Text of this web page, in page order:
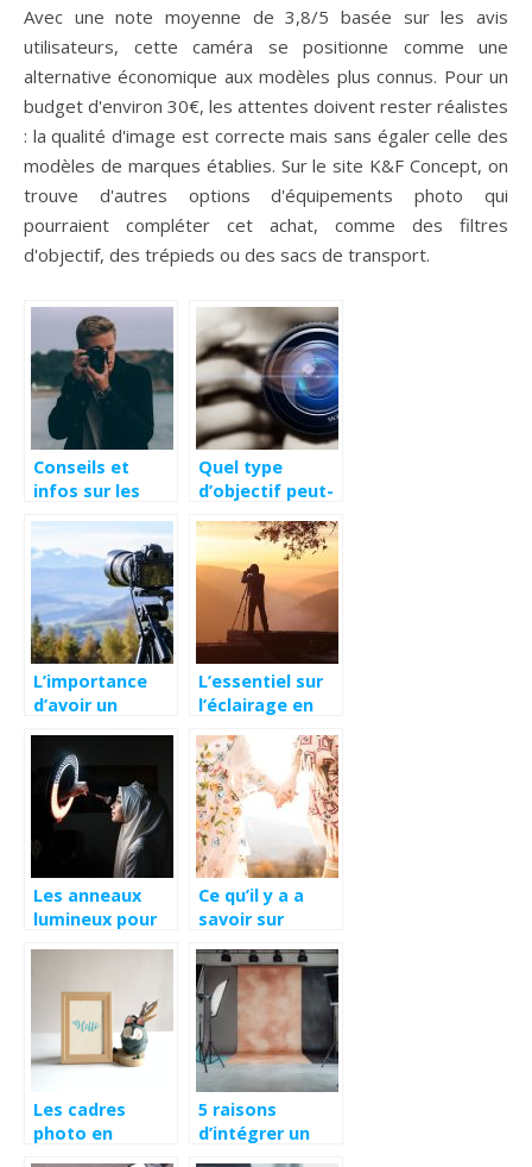
Avec une note moyenne de 3,8/5 basée sur les avis
utilisateurs, cette caméra se positionne comme une
alternative économique aux modèles plus connus. Pour un
budget d'environ 30€, les attentes doivent rester réalistes
: la qualité d'image est correcte mais sans égaler celle des
modèles de marques établies. Sur le site K&F Concept, on
trouve d'autres options d'équipements photo qui
pourraient compléter cet achat, comme des filtres
d'objectif, des trépieds ou des sacs de transport.
Conseils et
infos sur les
numériques
Quel type
d’objectif peut-
les photos type
portrait ?
L’importance
d’avoir un
L’essentiel sur
l’éclairage en
Les anneaux
lumineux pour
Ce qu’il y a a
savoir sur
boheme
Les cadres
photo en
5 raisons
d’intégrer un